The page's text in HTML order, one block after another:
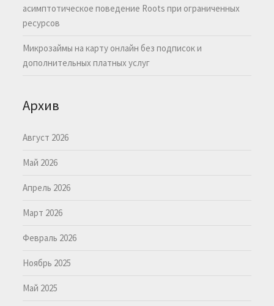
асимптотическое поведение Roots при ограниченных
ресурсов
Микрозаймы на карту онлайн без подписок и
дополнительных платных услуг
Архив
Август 2026
Май 2026
Апрель 2026
Март 2026
Февраль 2026
Ноябрь 2025
Май 2025